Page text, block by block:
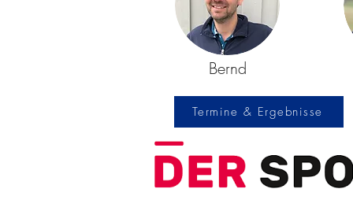
Bernd
Termine & Ergebnisse